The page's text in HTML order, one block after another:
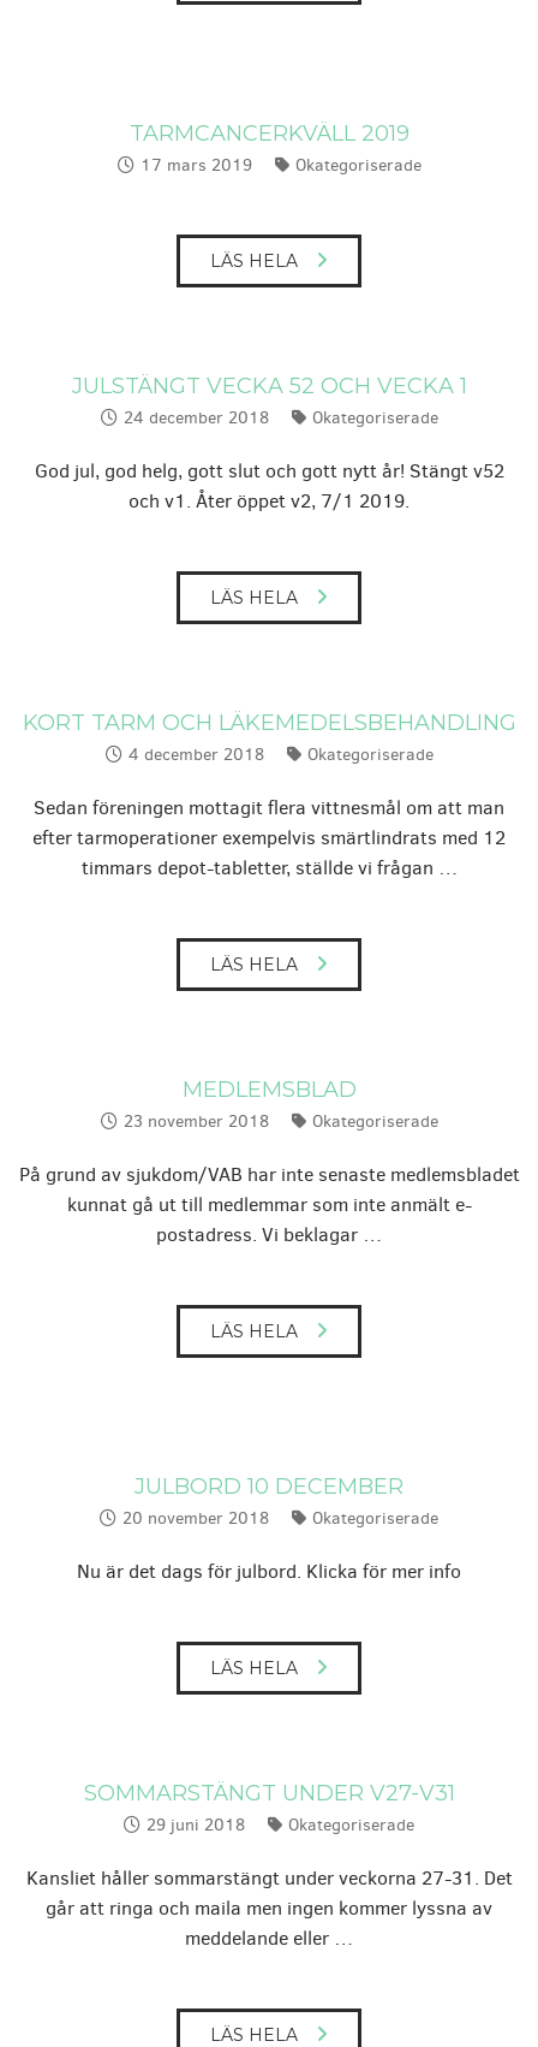
TARMCANCERKVÄLL 2019
Publicerat:
17 mars 2019 Kategorier:
Okategoriserade
LÄS HELA
JULSTÄNGT VECKA 52 OCH VECKA 1
Publicerat:
24 december 2018 Kategorier:
Okategoriserade
God jul, god helg, gott slut och gott nytt år! Stängt v52
och v1. Åter öppet v2, 7/1 2019.
LÄS HELA
KORT TARM OCH LÄKEMEDELSBEHANDLING
Publicerat:
4 december 2018 Kategorier:
Okategoriserade
Sedan föreningen mottagit flera vittnesmål om att man
efter tarmoperationer exempelvis smärtlindrats med 12
timmars depot-tabletter, ställde vi frågan …
LÄS HELA
MEDLEMSBLAD
Publicerat:
23 november 2018 Kategorier:
Okategoriserade
På grund av sjukdom/VAB har inte senaste medlemsbladet
kunnat gå ut till medlemmar som inte anmält e-
postadress. Vi beklagar …
LÄS HELA
JULBORD 10 DECEMBER
Publicerat:
20 november 2018 Kategorier:
Okategoriserade
Nu är det dags för julbord. Klicka för mer info
LÄS HELA
SOMMARSTÄNGT UNDER V27-V31
Publicerat:
29 juni 2018 Kategorier:
Okategoriserade
Kansliet håller sommarstängt under veckorna 27-31. Det
går att ringa och maila men ingen kommer lyssna av
meddelande eller …
LÄS HELA